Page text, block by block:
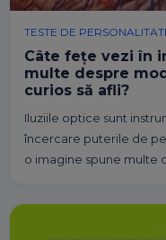
TESTE DE
Câte fețe vezi în
multe despre
curios să afli?
Iluziile optice sunt
încercare puterile de
o imagine spune multe